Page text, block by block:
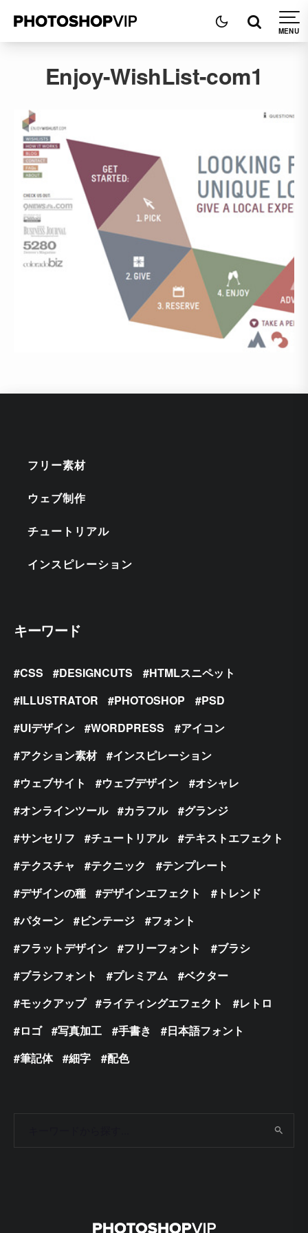
Enjoy-WishList-com1
フリー素材
ウェブ制作
チュートリアル
インスピレーション
キーワード
CSS DESIGNCUTS
HTMLスニペット
ILLUSTRATOR
PHOTOSHOP
PSD
UIデザイン
WORDPRESS
アイコン
アクション素材
インスピレーション
ウェブサイト
ウェブデザイン
オシャレ
オンラインツール
カラフル
グランジ
サンセリフ
チュートリアル
テキストエフェクト
テクスチャ
テクニック
テンプレート
デザインの種
デザインエフェクト
トレンド
パターン
ビンテージ
フォント
フラットデザイン
フリーフォント
ブラシ
ブラシフォント
プレミアム
ベクター
モックアップ
ライティングエフェクト
レトロ
ロゴ
写真加工 手書き
日本語フォント
筆記体
細字 配色